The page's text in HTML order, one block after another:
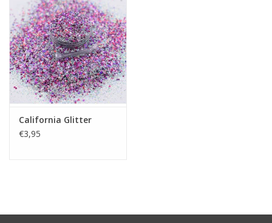
California Glitter
€3,95